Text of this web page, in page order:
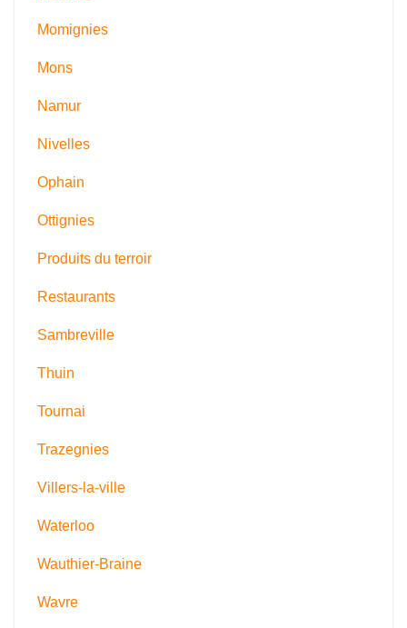
Momignies
Mons
Namur
Nivelles
Ophain
Ottignies
Produits du terroir
Restaurants
Sambreville
Thuin
Tournai
Trazegnies
Villers-la-ville
Waterloo
Wauthier-Braine
Wavre